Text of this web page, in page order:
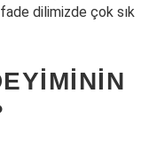
dilimizde çok sık